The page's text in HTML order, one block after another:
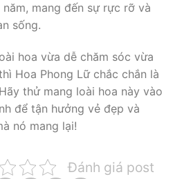
mang đến sự rực rỡ và
sống.
hoa vừa dễ chăm sóc vừa
Hoa Phong Lữ chắc chắn là
thử mang loài hoa này vào
để tận hưởng vẻ đẹp và
nó mang lại!
Đánh giá post